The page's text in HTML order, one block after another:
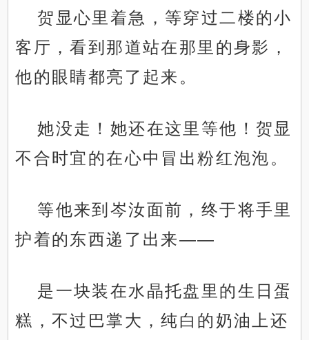
贺显心里着急，等穿过二楼的小
客厅，看到那道站在那里的身影，
他的眼睛都亮了起来。
她没走！她还在这里等他！贺显
不合时宜的在心中冒出粉红泡泡。
等他来到岑汝面前，终于将手里
护着的东西递了出来——
是一块装在水晶托盘里的生日蛋
糕，不过巴掌大，纯白的奶油上还